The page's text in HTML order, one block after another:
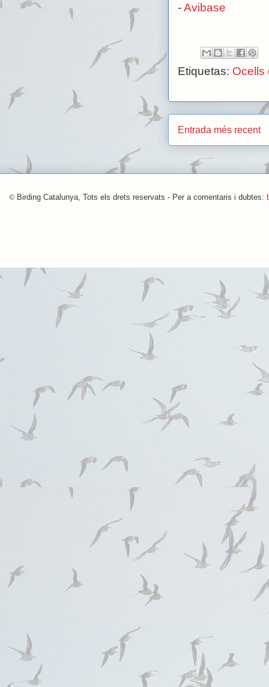
-Avibase
Etiquetas: Ocells
Entrada més recent
© Birding Catalunya, Tots els drets reservats - Per a comentaris i dubtes: